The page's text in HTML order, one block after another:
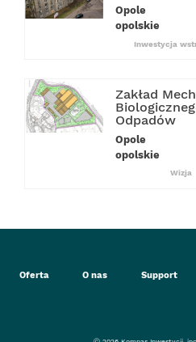
Opole
opolskie
Inwestycja
Zakład
Odpadów
Opole
opolskie
Wizja
Oferta O nas Support